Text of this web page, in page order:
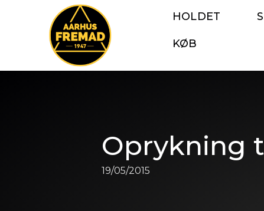
HOLDET
KØB
Oprykning
19/05/2015